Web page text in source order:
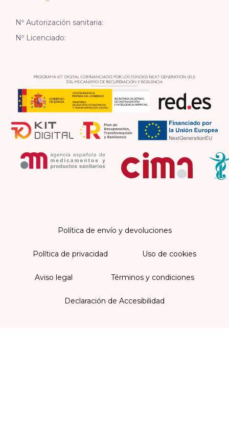
Nº Autorización sanitaria:
Nº Licenciado:
Política de envío y devoluciones
Política de privacidad Uso de cookies
Aviso legal Términos y condiciones
Declaración de Accesibilidad